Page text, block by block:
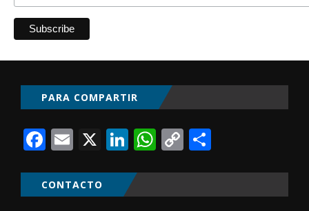
PARA COMPARTIR
Facebook
Email
X LinkedIn
WhatsApp
Copy
CONTACTO